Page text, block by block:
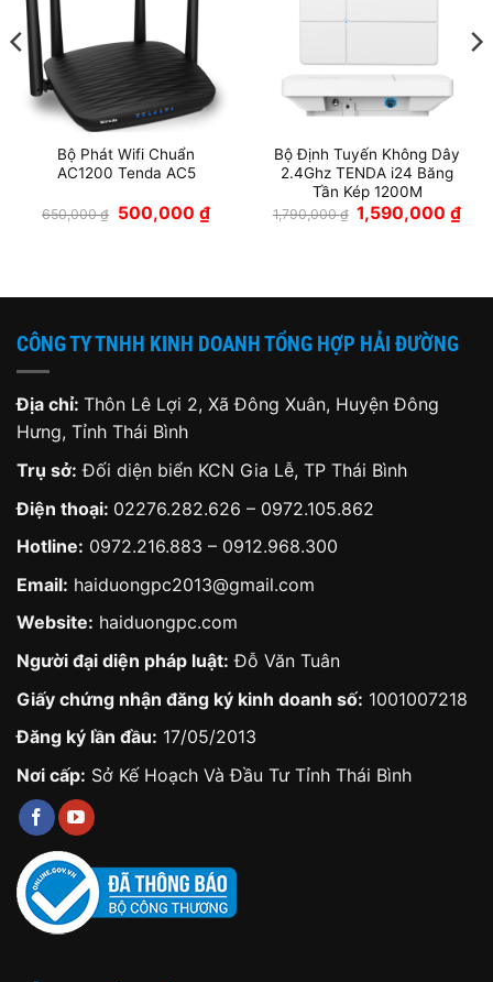
Bộ Phát Wifi Chuẩn
AC1200 Tenda AC5
650,000₫ Giá
gốc
500,000 ₫Giá
hiện
Bộ Định Tuyến Không Dây
2.4Ghz TENDA i24 Băng
Tần Kép 1200M
1,790,000₫ Giá
gốc
1,590,000₫Giá
CÔNG TY TNHH KINH DOANH TỔNG HỢP HẢI ĐƯỜNG
Địa chỉ: Thôn Lê Lợi 2, Xã Đông Xuân, Huyện Đông
Hưng, Tỉnh Thái Bình
Trụ sở: Đối diện biển KCN Gia Lễ, TP Thái Bình
Điện thoại: 02276.282.626 – 0972.105.862
Hotline: 0972.216.883 – 0912.968.300
Email: haiduongpc2013@gmail.com
Website: haiduongpc.com
Người đại diện pháp luật: Đỗ Văn Tuân
Giấy chứng nhận đăng ký kinh doanh số: 1001007218
Đăng ký lần đầu: 17/05/2013
Nơi cấp: Sở Kế Hoạch Và Đầu Tư Tỉnh Thái Bình